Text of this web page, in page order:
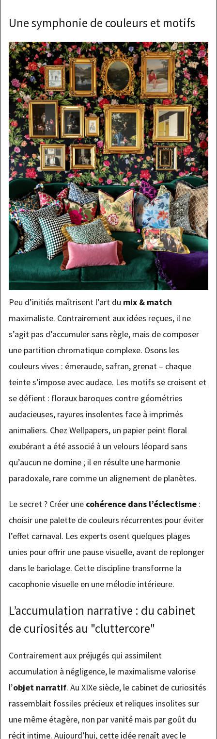
Une symphonie de couleurs et motifs
Peu d’initiés maîtrisent l’art du mix & match
maximaliste. Contrairement aux idées reçues, il ne
s’agit pas d’accumuler sans règle, mais de composer
une partition chromatique complexe. Osons les
couleurs vives : émeraude, safran, grenat – chaque
teinte s’impose avec audace. Les motifs se croisent et
se défient : floraux baroques contre géométries
audacieuses, rayures insolentes face à imprimés
animaliers. Chez Wellpapers, un papier peint floral
exubérant a été associé à un velours léopard sans
qu’aucun ne domine ; il en résulte une harmonie
paradoxale, rare comme un alignement de planètes.
Le secret ? Créer une cohérence dans l’éclectisme:
choisir une palette de couleurs récurrentes pour éviter
l’effet carnaval. Les experts osent quelques plages
unies pour offrir une pause visuelle, avant de replonger
dans le bariolage. Cette discipline transforme la
cacophonie visuelle en une mélodie intérieure.
L’accumulation narrative : du cabinet
de curiosités au "cluttercore"
Contrairement aux préjugés qui assimilent
accumulation à négligence, le maximalisme valorise
l’objet narratif. Au XIXe siècle, le cabinet de curiosités
rassemblait fossiles précieux et reliques insolites sur
une même étagère, non par vanité mais par goût du
récit intime. Aujourd’hui, cette idée renaît avec le